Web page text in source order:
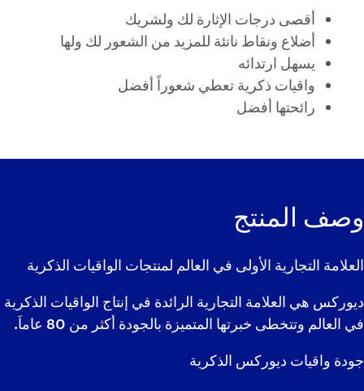
أقصى درجات الإثارة لك ولشريك
أضلاع ونقاط ناتئة للمزيد من الشعور لك ولها
يسهل ارتدائه
واقيات ذكرية تعطي شعوراً أفضل
رائحتها أفضل
وصف المنتج
العلامة التجارية الأولى في العالم لمنتجات الواقيات الذكرية
ديوركس هي العلامة التجارية الرائدة في إنتاج الواقيات الذكرية
في العالم وتتخطى خبرتها المتميزة بالجودة أكثر من 80 عاماَ.
جودة واقيات ديوركس الذكرية